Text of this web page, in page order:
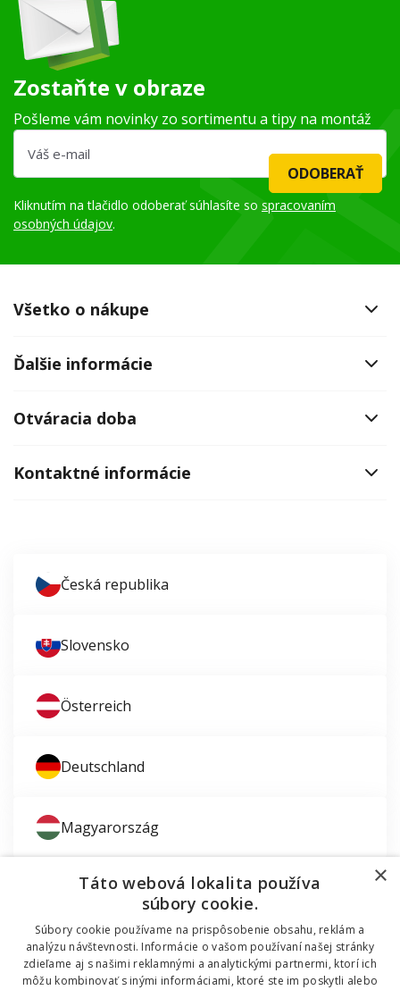
Zostaňte v obraze
Pošleme vám novinky zo sortimentu a tipy na montáž
ODOBERAŤ
Kliknutím na tlačidlo odoberať súhlasíte so spracovaním
osobných údajov.
Všetko o nákupe
Ďalšie informácie
Otváracia doba
Kontaktné informácie
Česká republika
Slovensko
Österreich
Deutschland
Magyarország
© 2011 - 2026 TT HOLDING, a.s. Už 12 rokov vám
Zaujíma vás montáž okien?
Dodávali sme okná do mobilnej chatky
×
Táto webová lokalita používa
súbory cookie.
Súbory cookie používame na prispôsobenie obsahu, reklám a
analýzu návštevnosti. Informácie o vašom používaní našej stránky
zdieľame aj s našimi reklamnými a analytickými partnermi, ktorí ich
môžu kombinovať s inými informáciami, ktoré ste im poskytli alebo